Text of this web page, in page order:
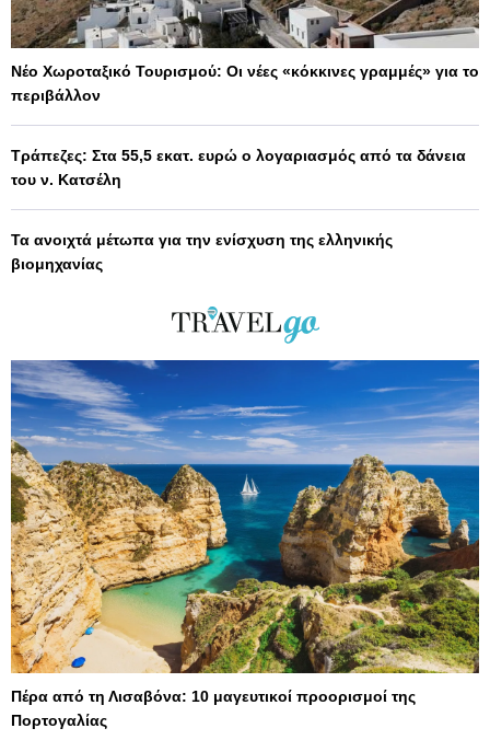
Νέο Χωροταξικό Τουρισμού: Οι νέες «κόκκινες γραμμές» για το
περιβάλλον
Τράπεζες: Στα 55,5 εκατ. ευρώ ο λογαριασμός από τα δάνεια
του ν. Κατσέλη
Τα ανοιχτά μέτωπα για την ενίσχυση της ελληνικής
βιομηχανίας
Πέρα από τη Λισαβόνα: 10 μαγευτικοί προορισμοί της
Πορτογαλίας